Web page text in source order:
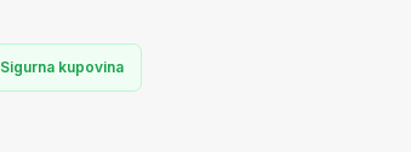
Sigurna kupovina